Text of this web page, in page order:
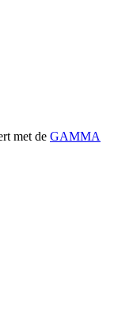
met de GAMMA